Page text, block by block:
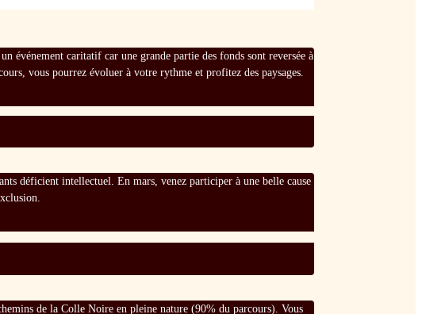
événement caritatif car une grande partie des fonds sont reversée à
vous pourrez évoluer à votre rythme et profitez des paysages.
déficient intellectuel. En mars, venez participer à une belle cause
de la Colle Noire en pleine nature (90% du parcours). Vous